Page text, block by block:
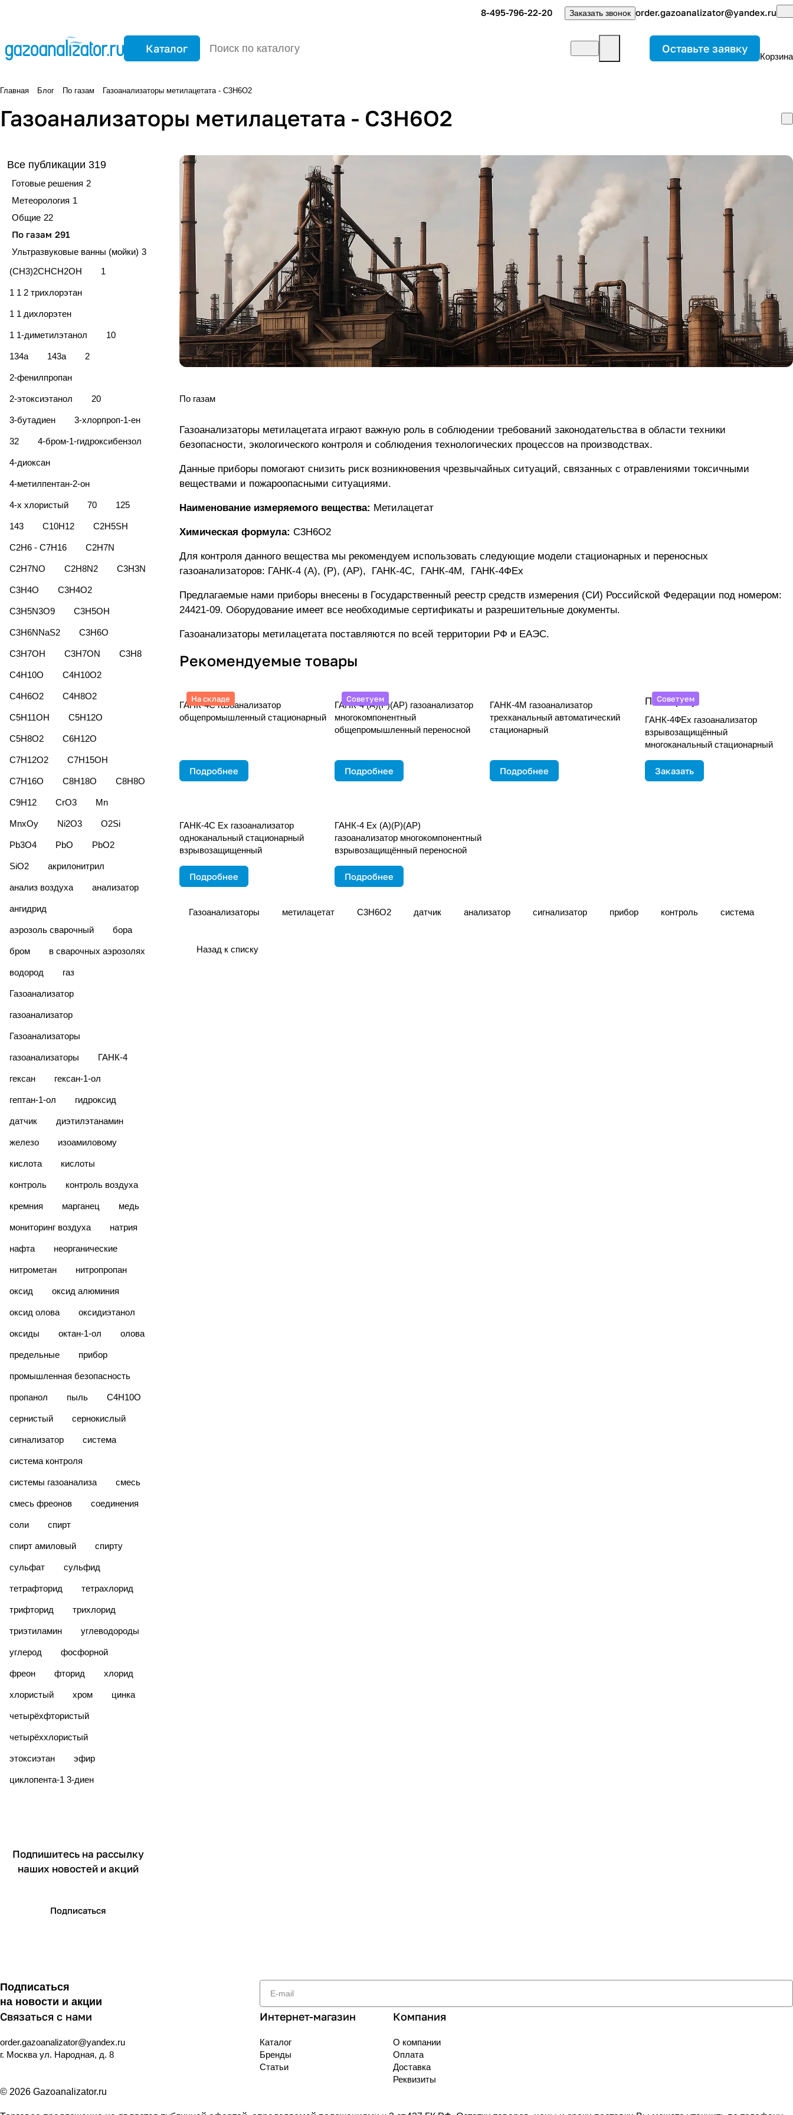
8-495-796-22-20 Заказать звонок order.gazoanalizator@yandex.ru
Каталог Оставьте заявку
Корзина
Главная Блог По газам Газоанализаторы метилацетата - C3H6O2
Газоанализаторы метилацетата - C3H6O2
По газам
Газоанализаторы метилацетата играют важную роль в соблюдении требований законодательства в области техники
безопасности, экологического контроля и соблюдения технологических процессов на производствах.
Данные приборы помогают снизить риск возникновения чрезвычайных ситуаций, связанных с отравлениями токсичными
веществами и пожароопасными ситуациями.
Наименование измеряемого вещества: Метилацетат
Химическая формула: С3Н6О2
Для контроля данного вещества мы рекомендуем использовать следующие модели стационарных и переносных
газоанализаторов: ГАНК-4 (А), (Р), (АР), ГАНК-4C, ГАНК-4М, ГАНК-4ФEx
Предлагаемые нами приборы внесены в Государственный реестр средств измерения (СИ) Российской Федерации под номером:
24421-09. Оборудование имеет все необходимые сертификаты и разрешительные документы.
Газоанализаторы метилацетата поставляются по всей территории РФ и ЕАЭС.
Рекомендуемые товары
На складе
ГАНК-4С газоанализатор
общепромышленный стационарный
Подробнее
Советуем
ГАНК-4 (А)(Р)(АР) газоанализатор
многокомпонентный
общепромышленный переносной
Подробнее
ГАНК-4М газоанализатор
трехканальный автоматический
стационарный
Подробнее
Советуем
По запросу
ГАНК-4ФEx газоанализатор
взрывозащищённый
многоканальный стационарный
Заказать
ГАНК-4С Ех газоанализатор
одноканальный стационарный
взрывозащищенный
Подробнее
ГАНК-4 Ех (А)(Р)(АР)
газоанализатор многокомпонентный
взрывозащищённый переносной
Подробнее
Газоанализаторы метилацетат С3Н6О2 датчик анализатор сигнализатор прибор контроль система
Назад к списку
Все публикации 319
Готовые решения 2
Метеорология 1
Общие 22
По газам 291
Ультразвуковые ванны (мойки) 3
(CH3)2CHCH2OH
1
1 1 2 трихлорэтан
1 1 дихлорэтен
1 1-диметилэтанол 10
134а 143а 2
2-фенилпропан
2-этоксиэтанол 20
3-бутадиен 3-хлорпроп-1-ен
32 4-бром-1-гидроксибензол
4-диоксан
4-метилпентан-2-он
4-х хлористый 70 125
143 C10H12 C2H5SH
C2H6 - C7H16 C2H7N
C2H7NO C2H8N2 C3H3N
C3H4O C3H4O2
C3H5N3O9 C3H5OH
C3H6NNaS2 C3H6O
C3H7OH C3H7ON C3H8
C4H10O C4H10O2
C4H6O2 C4H8O2
C5H11OH C5H12O
C5H8O2 C6H12O
C7H12O2 C7H15OH
C7H16O C8H18O C8H8O
C9H12 CrO3 Mn
MnxОy Ni2O3 O2Si
Pb3O4 PbO PbO2
SiO2 акрилонитрил
анализ воздуха анализатор
ангидрид
аэрозоль сварочный бора
бром в сварочных аэрозолях
водород газ
Газоанализатор
газоанализатор
Газоанализаторы
газоанализаторы ГАНК-4
гексан гексан-1-ол
гептан-1-ол гидроксид
датчик диэтилэтанамин
железо изоамиловому
кислота кислоты
контроль контроль воздуха
кремния марганец медь
мониторинг воздуха натрия
нафта неорганические
нитрометан нитропропан
оксид оксид алюминия
оксид олова оксидиэтанол
оксиды октан-1-ол олова
предельные прибор
промышленная безопасность
пропанол пыль С4Н10О
сернистый сернокислый
сигнализатор система
система контроля
системы газоанализа смесь
смесь фреонов соединения
соли спирт
спирт амиловый спирту
сульфат сульфид
тетрафторид тетрахлорид
трифторид трихлорид
триэтиламин углеводороды
углерод фосфорной
фреон фторид хлорид
хлористый хром цинка
четырёхфтористый
четырёххлористый
этоксиэтан эфир
​циклопента-1 3-диен
Подпишитесь на рассылку
наших новостей и акций
Подписаться
Подписаться
на новости и акции
Связаться с нами
order.gazoanalizator@yandex.ru
г. Москва ул. Народная, д. 8
Интернет-магазин
Каталог
Бренды
Статьи
Компания
О компании
Оплата
Доставка
Реквизиты
© 2026 Gazoanalizator.ru